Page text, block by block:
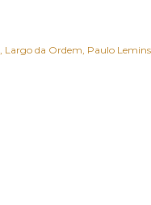
Largo da Ordem Paulo